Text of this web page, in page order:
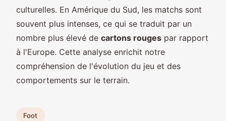
culturelles. En Amérique du Sud, les matchs sont
souvent plus intenses, ce qui se traduit par un
nombre plus élevé de cartons rouges par rapport
à l'Europe. Cette analyse enrichit notre
compréhension de l'évolution du jeu et des
comportements sur le terrain.
Foot